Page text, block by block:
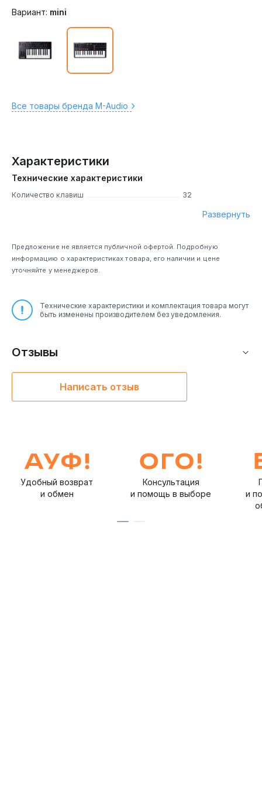
Вариант: mini
Все товары бренда M-Audio
Характеристики
Технические характеристики
Количество клавиш 32
Развернуть
Предложение не является публичной офертой. Подробную
информацию о характеристиках товара, его наличии и цене
уточняйте у менеджеров.
Технические характеристики и комплектация товара могут
быть изменены производителем без уведомления.
Отзывы
Написать отзыв
Удобный возврат
и обмен
Консультация
и помощь в выборе
и